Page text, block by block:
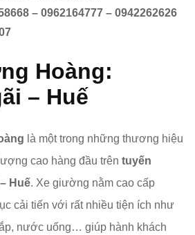
– 0962164777 – 0942262626
Hoàng:
– Huế
là một trong những thương hiệu
cao hàng đầu trên tuyến
Huế. Xe giường nằm cao cấp
cải tiến với rất nhiều tiện ích như
nước uống… giúp hành khách